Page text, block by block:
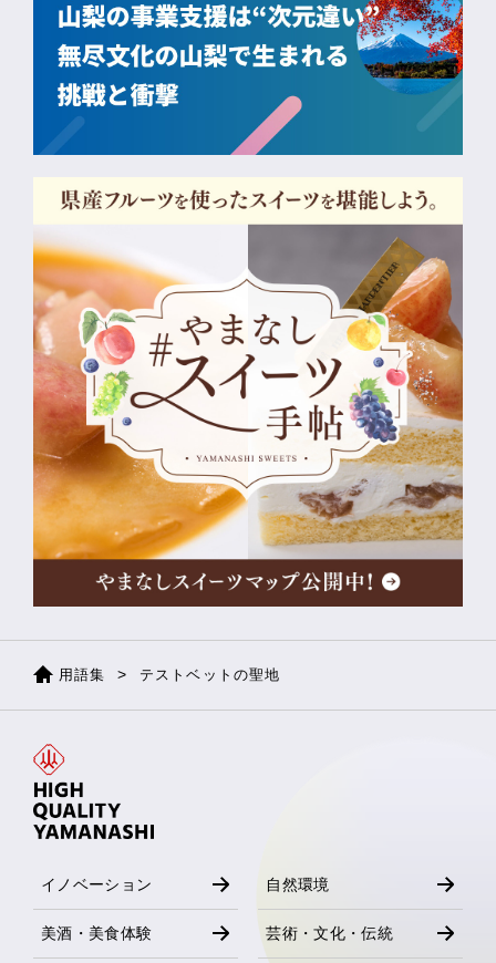
用語集 テストベットの聖地
イノベーション
美酒・美食体験
自然環境
芸術・文化・伝統